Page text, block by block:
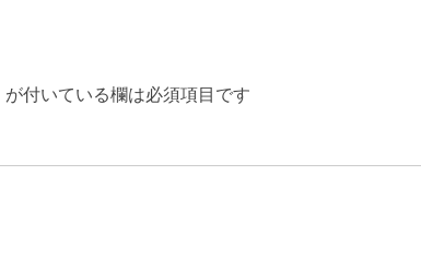
が付いている欄は必須項目です